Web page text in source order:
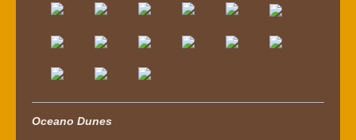
Oceano Dunes